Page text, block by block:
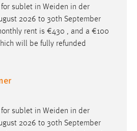
for sublet in Weiden in der
2026 to 30th September
rent is €430 , and a €100
will be fully refunded
for sublet in Weiden in der
2026 to 30th September